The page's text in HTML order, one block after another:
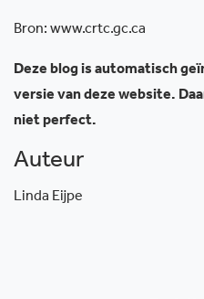
Bron: www.crtc.gc.ca
Deze blog is automatisch
versie van deze website.
niet perfect.
Auteur
Linda Eijpe